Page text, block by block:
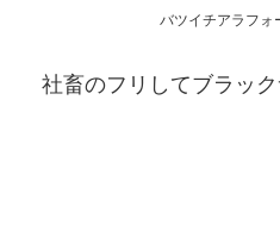
バツイチアラフォ
社畜のフリしてブラッ